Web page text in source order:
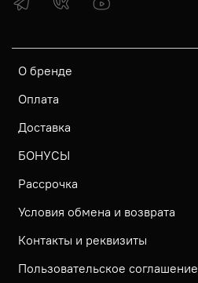
О бренде
Оплата
Доставка
БОНУСЫ
Рассрочка
Условия обмена и возврата
Контакты и реквизиты
Пользовательское соглашение